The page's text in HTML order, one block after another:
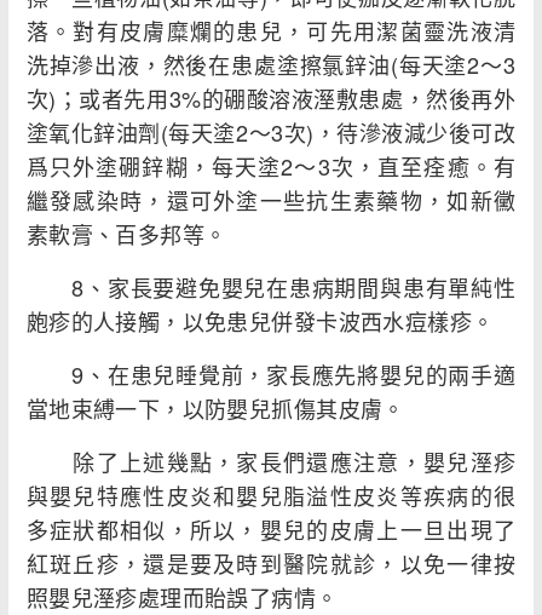
落。對有皮膚糜爛的患兒，可先用潔菌靈洗液清
洗掉滲出液，然後在患處塗擦氯鋅油(每天塗2～3
次)；或者先用3%的硼酸溶液溼敷患處，然後再外
塗氧化鋅油劑(每天塗2～3次)，待滲液減少後可改
爲只外塗硼鋅糊，每天塗2～3次，直至痊癒。有
繼發感染時，還可外塗一些抗生素藥物，如新黴
素軟膏、百多邦等。
8、家長要避免嬰兒在患病期間與患有單純性
皰疹的人接觸，以免患兒併發卡波西水痘樣疹。
9、在患兒睡覺前，家長應先將嬰兒的兩手適
當地束縛一下，以防嬰兒抓傷其皮膚。
除了上述幾點，家長們還應注意，嬰兒溼疹
與嬰兒特應性皮炎和嬰兒脂溢性皮炎等疾病的很
多症狀都相似，所以，嬰兒的皮膚上一旦出現了
紅斑丘疹，還是要及時到醫院就診，以免一律按
照嬰兒溼疹處理而貽誤了病情。